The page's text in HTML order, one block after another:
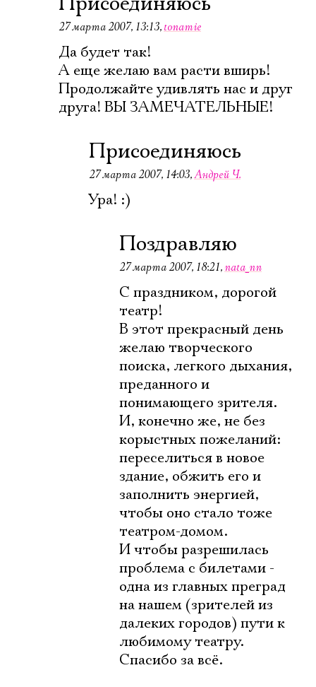
27 марта 2007, 13:13, tonamie
Да будет так!
А еще желаю вам расти вширь!
Продолжайте удивлять нас и друг
друга! ВЫ ЗАМЕЧАТЕЛЬНЫЕ!
Присоединяюсь
27 марта 2007, 14:03,Андрей Ч.
Ура! :)
Поздравляю
27 марта 2007, 18:21,nata_nn
С праздником, дорогой
театр!
В этот прекрасный день
желаю творческого
поиска, легкого дыхания,
преданного и
понимающего зрителя.
И, конечно же, не без
корыстных пожеланий:
переселиться в новое
здание, обжить его и
заполнить энергией,
чтобы оно стало тоже
театром-домом.
И чтобы разрешилась
проблема с билетами -
одна из главных преград
на нашем (зрителей из
далеких городов) пути к
любимому театру.
Спасибо за всё.
Имя